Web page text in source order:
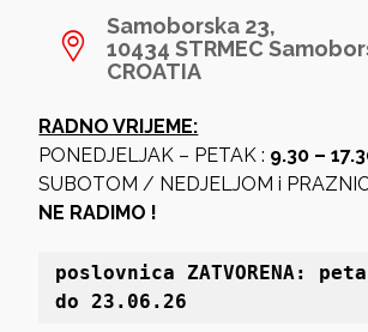
Samoborska 23,
10434 STRMEC
CROATIA
RADNO VRIJEME:
PONEDJELJAK – PETAK : 9.30 –
SUBOTOM / NEDJELJOM i
NE RADIMO !
poslovnica ZATVORENA:
do 23.06.26